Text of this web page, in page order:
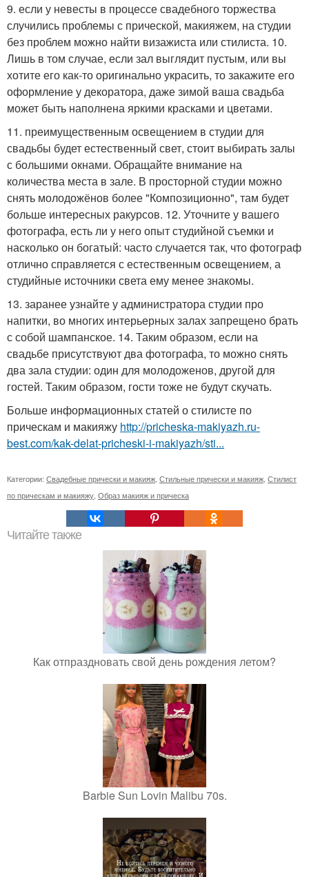
9. если у невесты в процессе свадебного торжества
случились проблемы с прической, макияжем, на студии
без проблем можно найти визажиста или стилиста. 10.
Лишь в том случае, если зал выглядит пустым, или вы
хотите его как-то оригинально украсить, то закажите его
оформление у декоратора, даже зимой ваша свадьба
может быть наполнена яркими красками и цветами.
11. преимущественным освещением в студии для
свадьбы будет естественный свет, стоит выбирать залы
с большими окнами. Обращайте внимание на
количества места в зале. В просторной студии можно
снять молодожёнов более "Композиционно", там будет
больше интересных ракурсов. 12. Уточните у вашего
фотографа, есть ли у него опыт студийной съемки и
насколько он богатый: часто случается так, что фотограф
отлично справляется с естественным освещением, а
студийные источники света ему менее знакомы.
13. заранее узнайте у администратора студии про
напитки, во многих интерьерных залах запрещено брать
с собой шампанское. 14. Таким образом, если на
свадьбе присутствуют два фотографа, то можно снять
два зала студии: один для молодоженов, другой для
гостей. Таким образом, гости тоже не будут скучать.
Больше информационных статей о стилисте по
прическам и макияжу http://pricheska-makiyazh.ru-
best.com/kak-delat-pricheski-i-makiyazh/sti...
Категории: Свадебные прически и макияж, Стильные прически и макияж, Стилист
по прическам и макияжу, Образ макияж и прическа
Читайте также
Как отпраздновать свой день рождения летом?
Barbie Sun Lovin Malibu 70s.